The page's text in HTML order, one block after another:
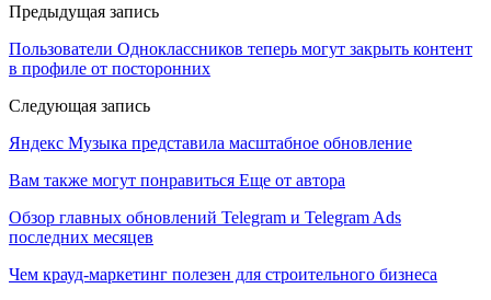
Предыдущая запись
Пользователи Одноклассников теперь могут закрыть контент
в профиле от посторонних
Следующая запись
Яндекс Музыка представила масштабное обновление
Вам также могут понравиться Еще от автора
Обзор главных обновлений Telegram и Telegram Ads
последних месяцев
Чем крауд-маркетинг полезен для строительного бизнеса